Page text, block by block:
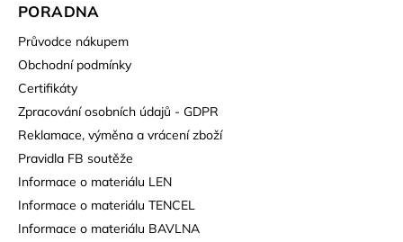
PORADNA
Průvodce nákupem
Obchodní podmínky
Certifikáty
Zpracování osobních údajů - GDPR
Reklamace, výměna a vrácení zboží
Pravidla FB soutěže
Informace o materiálu LEN
Informace o materiálu TENCEL
Informace o materiálu BAVLNA